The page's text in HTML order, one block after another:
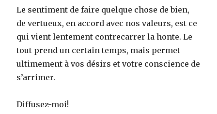
Le sentiment de faire quelque chose de bien,
de vertueux, en accord avec nos valeurs, est ce
qui vient lentement contrecarrer la honte. Le
tout prend un certain temps, mais permet
ultimement à vos désirs et votre conscience de
s’arrimer.
Diffusez-moi!